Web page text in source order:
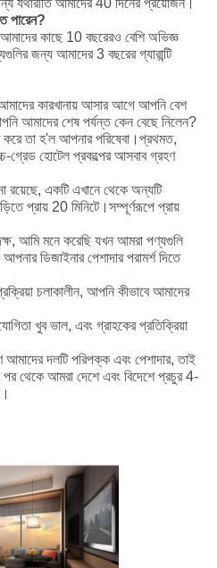
যথারীতি আমাদের 40 দিনের প্রয়োজন।
পারেন?
কাছে 10 বছরেরও বেশি অভিজ্ঞ
জন্য আমাদের 3 বছরের গ্যারান্টি
কারখানায় আসার আগে আপনি বেশ
আমাদের শেষ পর্যন্ত কেন বেছে নিলেন?
করে তা হ'ল আপনার পরিষেবা।প্রথমত,
গ্রেড হোটেল প্রকল্পের আসবাব গ্রহণ
রয়েছে, একটি এখানে থেকে অন্যটি
প্রায় 20 মিনিটে।সম্পূর্ণরূপে প্রায়
আমি মনে করেছি যখন আমরা পণ্যগুলি
ডিজাইনার পেশাদার পরামর্শ দিতে
চলাকালীন, আপনি কীভাবে আমাদের
খুব ভাল, এবং গ্রাহকের প্রতিক্রিয়া
দলটি পরিপক্ক এবং পেশাদার, তাই
পর থেকে আমরা দেশে এবং বিদেশে প্রচুর 4-